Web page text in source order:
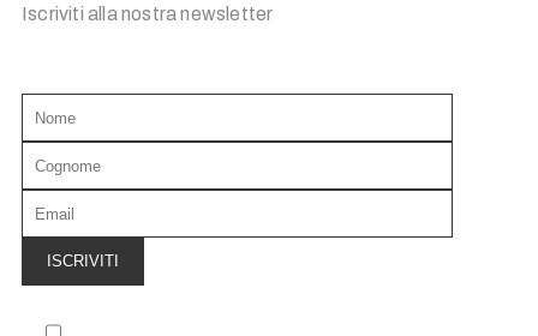
Iscriviti alla nostra newsletter